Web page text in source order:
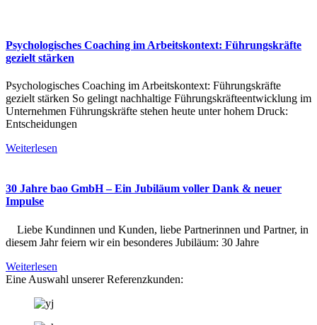
Psychologisches Coaching im Arbeitskontext: Führungskräfte
gezielt stärken
Psychologisches Coaching im Arbeitskontext: Führungskräfte
gezielt stärken So gelingt nachhaltige Führungskräfteentwicklung im
Unternehmen Führungskräfte stehen heute unter hohem Druck:
Entscheidungen
Weiterlesen
30 Jahre bao GmbH – Ein Jubiläum voller Dank & neuer
Impulse
Liebe Kundinnen und Kunden, liebe Partnerinnen und Partner, in
diesem Jahr feiern wir ein besonderes Jubiläum: 30 Jahre
Weiterlesen
Eine Auswahl unserer Referenzkunden: